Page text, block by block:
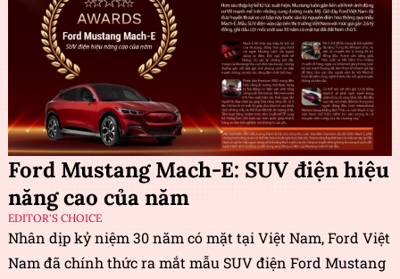
Ford Mustang Mach-E: SUV điện hiệu
năng cao của năm
EDITOR'S CHOICE
Nhân dịp kỷ niệm 30 năm có mặt tại Việt Nam, Ford Việt
Nam đã chính thức ra mắt mẫu SUV điện Ford Mustang